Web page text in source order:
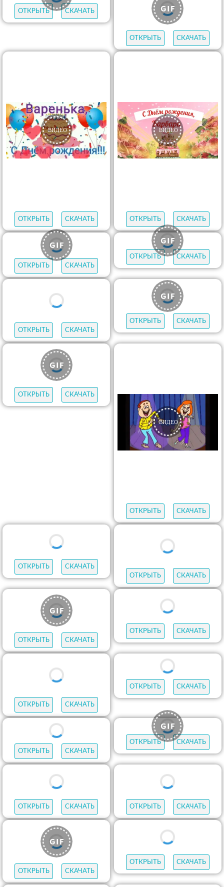
ОТКРЫТЬ СКАЧАТЬ ОТКРЫТЬ СКАЧАТЬ
ОТКРЫТЬ СКАЧАТЬ
ОТКРЫТЬ СКАЧАТЬ
ОТКРЫТЬ
СКАЧАТЬ
ОТКРЫТЬ
СКАЧАТЬ
ОТКРЫТЬ СКАЧАТЬ
ОТКРЫТЬ СКАЧАТЬ
ОТКРЫТЬ СКАЧАТЬ